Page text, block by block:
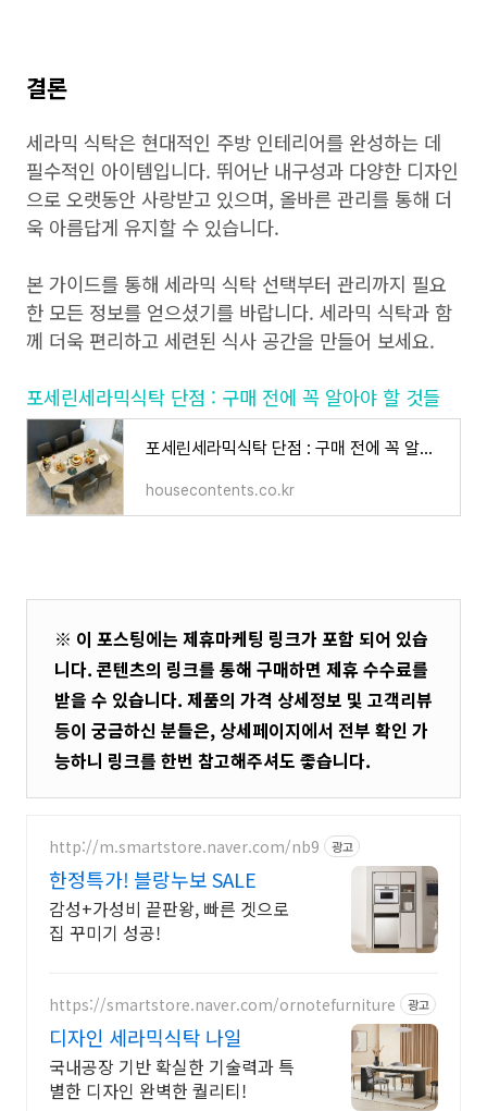
결론
세라믹 식탁은 현대적인 주방 인테리어를 완성하는 데
필수적인 아이템입니다. 뛰어난 내구성과 다양한 디자인
으로 오랫동안 사랑받고 있으며, 올바른 관리를 통해 더
욱 아름답게 유지할 수 있습니다.
본 가이드를 통해 세라믹 식탁 선택부터 관리까지 필요
한 모든 정보를 얻으셨기를 바랍니다. 세라믹 식탁과 함
께 더욱 편리하고 세련된 식사 공간을 만들어 보세요.
포세린세라믹식탁 단점 : 구매 전에 꼭 알아야 할 것들
포세린세라믹식탁 단점 : 구매 전에 꼭 알아야 할 것들
housecontents.co.kr
※ 이 포스팅에는 제휴마케팅 링크가 포함 되어 있습
니다. 콘텐츠의 링크를 통해 구매하면 제휴 수수료를
받을 수 있습니다. 제품의 가격 상세정보 및 고객리뷰
등이 궁금하신 분들은, 상세페이지에서 전부 확인 가
능하니 링크를 한번 참고해주셔도 좋습니다.
http://m.smartstore.naver.com/nb9 광고
한정특가! 블랑누보 SALE
감성+가성비 끝판왕, 빠른 겟으로
집 꾸미기 성공!
https://smartstore.naver.com/ornotefurniture 광고
디자인 세라믹식탁 나일
국내공장 기반 확실한 기술력과 특
별한 디자인 완벽한 퀄리티!